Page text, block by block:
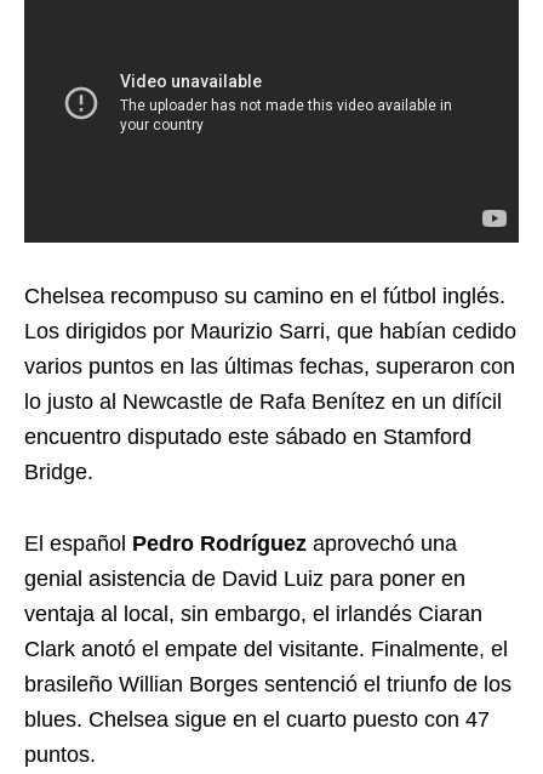
Chelsea recompuso su camino en el fútbol inglés.
Los dirigidos por Maurizio Sarri, que habían cedido
varios puntos en las últimas fechas, superaron con
lo justo al Newcastle de Rafa Benítez en un difícil
encuentro disputado este sábado en Stamford
Bridge.
El español Pedro Rodríguez aprovechó una
genial asistencia de David Luiz para poner en
ventaja al local, sin embargo, el irlandés Ciaran
Clark anotó el empate del visitante. Finalmente, el
brasileño Willian Borges sentenció el triunfo de los
blues. Chelsea sigue en el cuarto puesto con 47
puntos.